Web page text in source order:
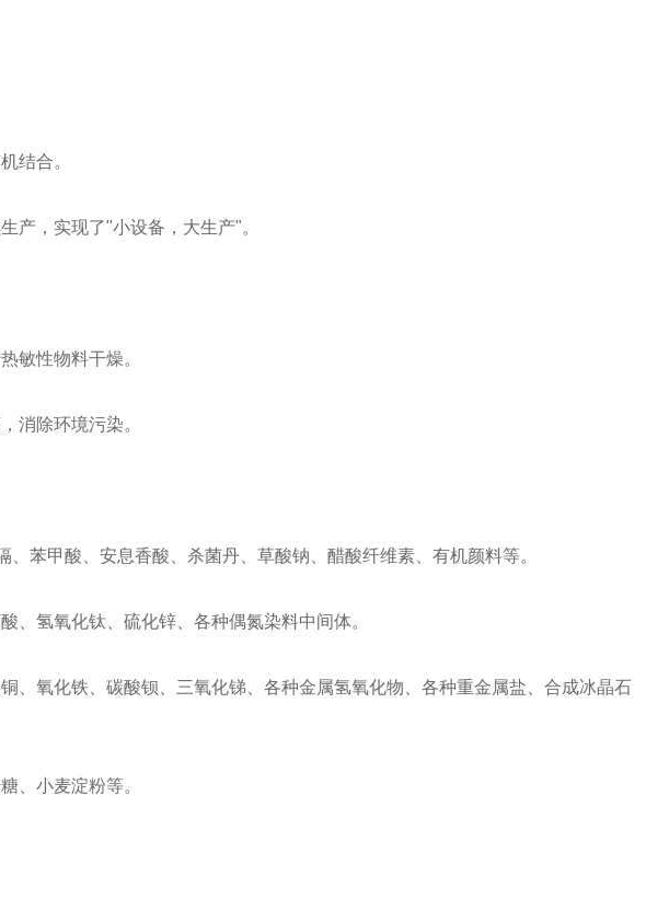
结合。
，实现了"小设备，大生产"。
性物料干燥。
除环境污染。
甲酸、安息香酸、杀菌丹、草酸钠、醋酸纤维素、有机颜料等。
氢氧化钛、硫化锌、各种偶氮染料中间体。
氧化铁、碳酸钡、三氧化锑、各种金属氢氧化物、各种重金属盐、合成冰晶石
小麦淀粉等。